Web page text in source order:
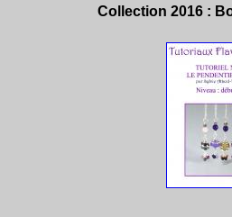
Collection 2016 :